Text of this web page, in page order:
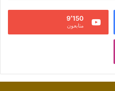
9٬150
متابعون